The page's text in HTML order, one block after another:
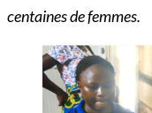
centaines de femmes.